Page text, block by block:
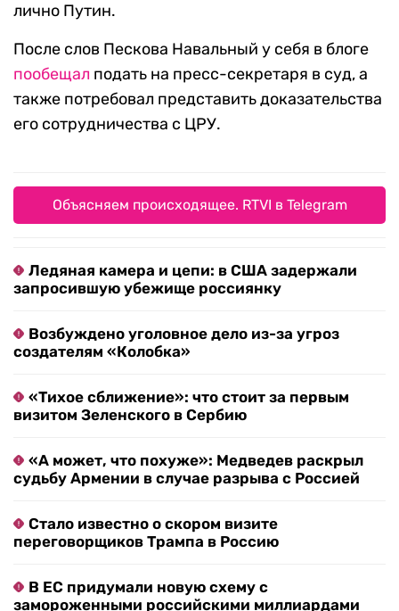
лично Путин.
После слов Пескова Навальный у себя в блоге
пообещал подать на пресс-секретаря в суд, а
также потребовал представить доказательства
его сотрудничества с ЦРУ.
Объясняем происходящее. RTVI в Telegram
Ледяная камера и цепи: в США задержали
запросившую убежище россиянку
Возбуждено уголовное дело из-за угроз
создателям «Колобка»
«Тихое сближение»: что стоит за первым
визитом Зеленского в Сербию
«А может, что похуже»: Медведев раскрыл
судьбу Армении в случае разрыва с Россией
Стало известно о скором визите
переговорщиков Трампа в Россию
В ЕС придумали новую схему с
замороженными российскими миллиардами